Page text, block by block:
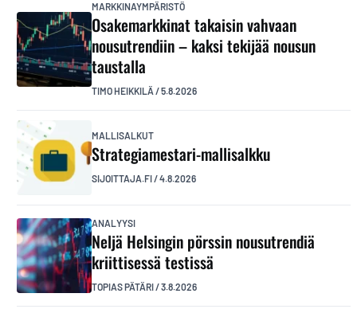
MARKKINAYMPÄRISTÖ
Osakemarkkinat takaisin vahvaan
nousutrendiin – kaksi tekijää nousun
taustalla
TIMO HEIKKILÄ /5.8.2026
MALLISALKUT
Strategiamestari-mallisalkku
SIJOITTAJA.FI/4.8.2026
ANALYYSI
Neljä Helsingin pörssin nousutrendiä
kriittisessä testissä
TOPIAS PÄTÄRI/3.8.2026